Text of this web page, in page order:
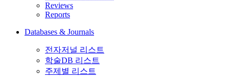
Reviews
Reports
Databases & Journals
전자저널 리스트
학술DB 리스트
주제별 리스트